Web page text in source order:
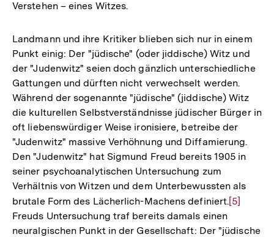
Verstehen – eines Witzes.
Landmann und ihre Kritiker blieben sich nur in einem
Punkt einig: Der "jüdische" (oder jiddische) Witz und
der "Judenwitz" seien doch gänzlich unterschiedliche
Gattungen und dürften nicht verwechselt werden.
Während der sogenannte "jüdische" (jiddische) Witz
die kulturellen Selbstverständnisse jüdischer Bürger in
oft liebenswürdiger Weise ironisiere, betreibe der
"Judenwitz" massive Verhöhnung und Diffamierung.
Den "Judenwitz" hat Sigmund Freud bereits 1905 in
seiner psychoanalytischen Untersuchung zum
Verhältnis von Witzen und dem Unterbewussten als
brutale Form des Lächerlich-Machens definiert.Zur
der
[5]
Freuds Untersuchung traf bereits damals einen
neuralgischen Punkt in der Gesellschaft: Der "jüdische